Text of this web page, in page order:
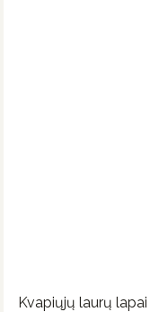
Kvapiųjų laurų